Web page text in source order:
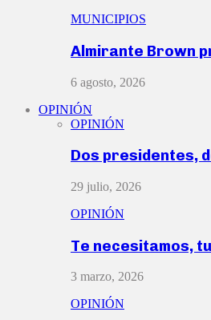
MUNICIPIOS
Almirante Brown
6 agosto, 2026
OPINIÓN
OPINIÓN
Dos presidentes,
29 julio, 2026
OPINIÓN
Te necesitamos,
3 marzo, 2026
OPINIÓN